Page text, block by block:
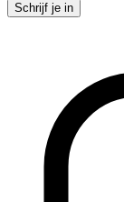
Schrijf je in